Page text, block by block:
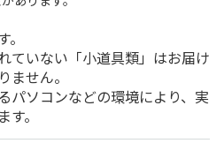
ていない「小道具類」はお届け
ません。
パソコンなどの環境により、実
。